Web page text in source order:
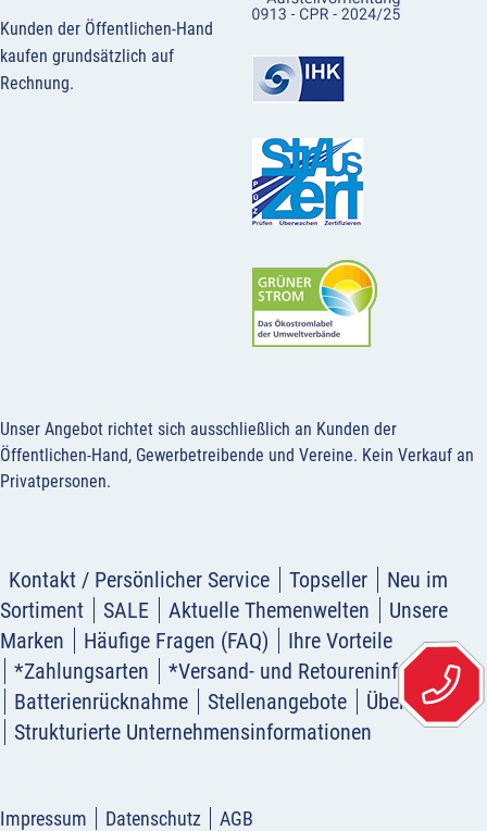
Kunden der Öffentlichen-Hand
kaufen grundsätzlich auf
Rechnung.
Unser Angebot richtet sich ausschließlich an Kunden der
Öffentlichen-Hand, Gewerbetreibende und Vereine. Kein Verkauf an
Privatpersonen.
Kontakt / Persönlicher Service Topseller
Neu im
Sortiment
SALE Aktuelle Themenwelten
Unsere
Marken
Häufige Fragen (FAQ)
Ihre Vorteile
*Zahlungsarten
*Versand- und Retoureninformation
Batterienrücknahme
Stellenangebote
Über uns
Strukturierte Unternehmensinformationen
Impressum Datenschutz AGB